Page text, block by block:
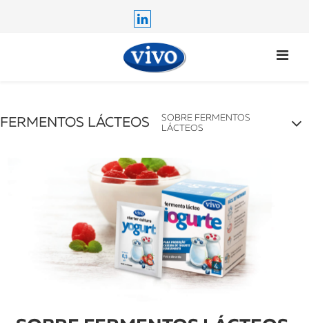
FERMENTOS LÁCTEOS
SOBRE FERMENTOS
LÁCTEOS
SOBRE OS FERMENTOS LÁCTEOS
COMO PREPARAR
ONDE COMPRAR